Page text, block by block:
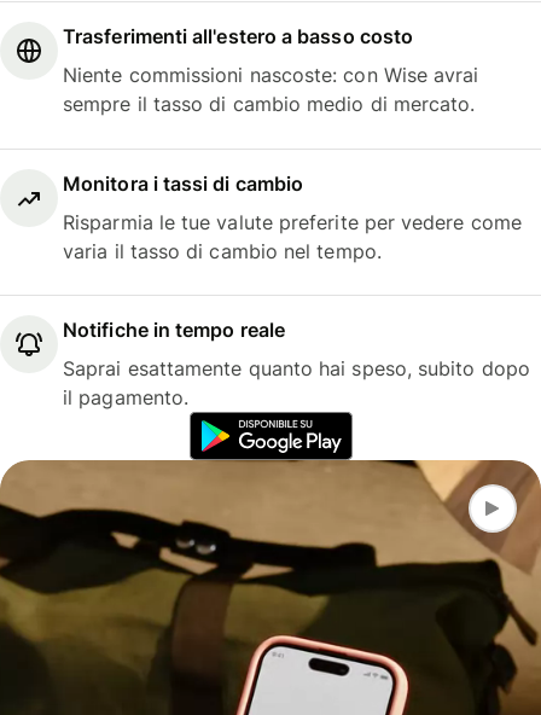
Trasferimenti all'estero a basso costo
Niente commissioni nascoste: con Wise avrai
sempre il tasso di cambio medio di mercato.
Monitora i tassi di cambio
Risparmia le tue valute preferite per vedere come
varia il tasso di cambio nel tempo.
Notifiche in tempo reale
Saprai esattamente quanto hai speso, subito dopo
il pagamento.